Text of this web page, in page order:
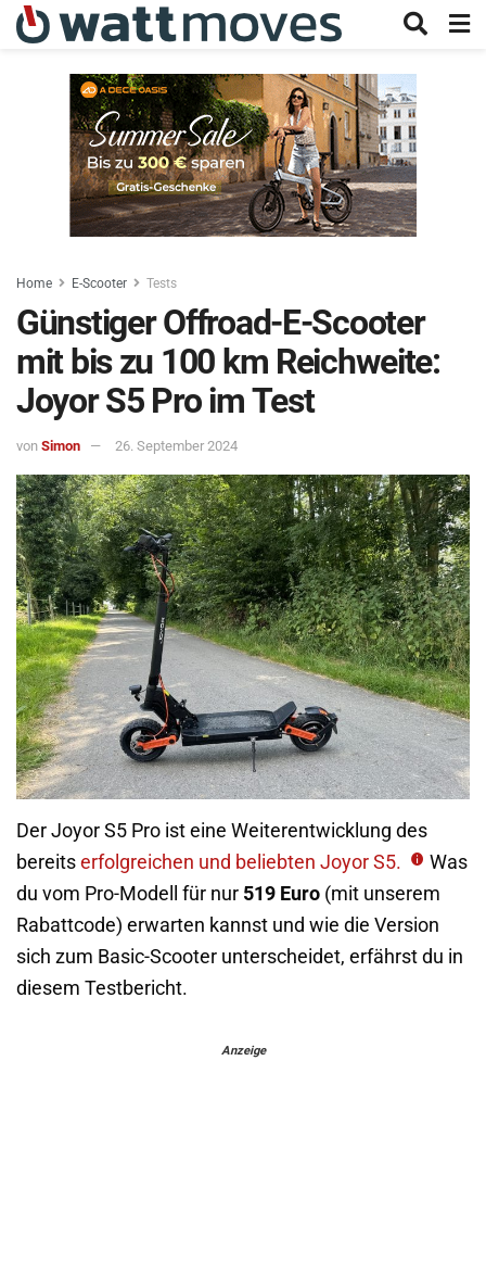
Home E-Scooter Tests
Günstiger Offroad-E-Scooter
mit bis zu 100 km Reichweite:
Joyor S5 Pro im Test
von Simon 26. September 2024
Der Joyor S5 Pro ist eine Weiterentwicklung des
bereits erfolgreichen und beliebten Joyor S5.
Was
du vom Pro-Modell für nur 519 Euro (mit unserem
Rabattcode) erwarten kannst und wie die Version
sich zum Basic-Scooter unterscheidet, erfährst du in
diesem Testbericht.
Anzeige